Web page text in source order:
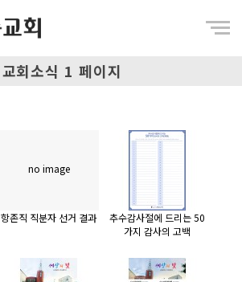
교회소식 1 페이지
no image
항존직 직분자 선거 결과
추수감사절에 드리는 50
가지 감사의 고백